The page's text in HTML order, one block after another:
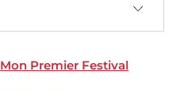
Mon Premier Festival